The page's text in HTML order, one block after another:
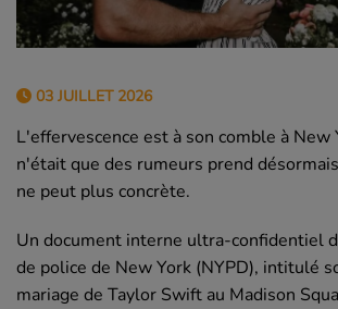
03 JUILLET 2026
L'effervescence est à son comble à New
n'était que des rumeurs prend
ne peut plus concrète.
Un document interne ultra-confidentiel
de police de New York (NYPD), intitulé
mariage de Taylor Swift au Madison